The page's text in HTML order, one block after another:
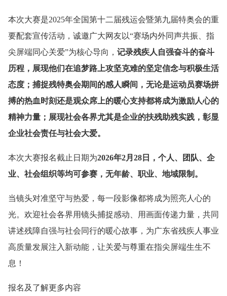
本次大赛是2025年全国第十二届残运会暨第九届特奥会的重
要配套宣传活动，诚邀广大网友以“赛场内外同声共振、指
尖屏端同心关爱”为核心导向， 记录残疾人自强奋斗的奋斗
历程，展现他们在追梦路上攻坚克难的坚定信念与积极生活
态度；捕捉残特奥会期间的感人瞬间，无论是运动员赛场拼
搏的热血时刻还是观众席上的暖心支持都将成为激励人心的
精神力量；展现社会各界尤其是企业的扶残助残实践，彰显
企业社会责任与社会大爱。
本次大赛报名截止日期为2026年2月28日，个人、团队、企
业、社会组织等均可参赛，无年龄、职业、地域限制。
当镜头对准坚守与热爱，每一段影像都将成为照亮人心的
光。欢迎社会各界用镜头捕捉感动、用画面传递力量，共同
讲述残障自强与社会同行的暖心故事，为广东省残疾人事业
高质量发展注入新动能，让关爱与尊重在指尖屏端生生不
息！
报名及了解更多内容